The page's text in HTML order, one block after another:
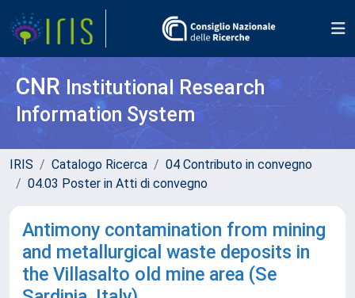
CNR Institutional Research
Information System
IRIS Catalogo Ricerca
04 Contributo in convegno
04.03 Poster in Atti di convegno
Antimony contamination from mining
and metallurgical waste deposits in
the Villasalto old mine area (Se